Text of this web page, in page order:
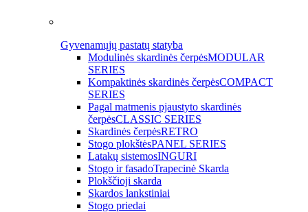
Gyvenamųjų pastatų statyba
Modulinės skardinės čerpėsMODULAR
SERIES
Kompaktinės skardinės čerpėsCOMPACT
SERIES
Pagal matmenis pjaustyto skardinės
čerpėsCLASSIC SERIES
Skardinės čerpėsRETRO
Stogo plokštėsPANEL SERIES
Latakų sistemosINGURI
Stogo ir fasadoTrapecinė Skarda
Plokščioji skarda
Skardos lankstiniai
Stogo priedai